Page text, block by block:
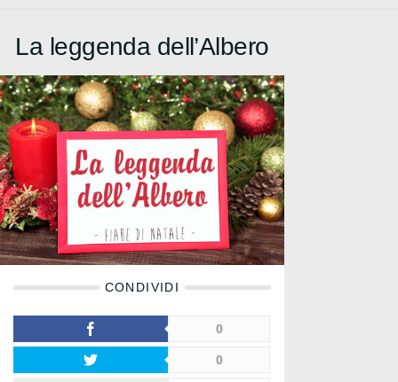
La leggenda dell’Albero
CONDIVIDI
0
0